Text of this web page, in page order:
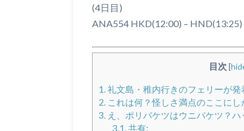
(4日目)
ANA554 HKD(12:00) – HND(13:25)
目次 [
1.礼文島・稚内行きのフェリーが発
2. これは何？怪しさ満点のここにし
3. え、ポリバケツはウニバケツ？ハ
3.1.共有: